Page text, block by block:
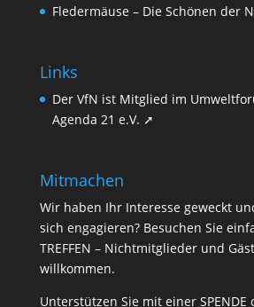
Fledermäuse – Die Schönen der
Links
Der VfN ist Mitglied im
Agenda 21 e.V. ➚
Mitmachen
Wir haben Ihr Interesse geweckt
sich engagieren? Besuchen Sie
TREFFEN – Nichtmitglieder und
willkommen.
Unterstützen Sie mit einer SPENDE